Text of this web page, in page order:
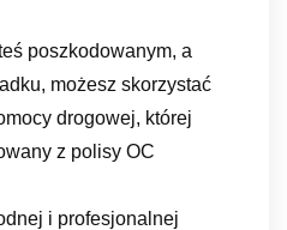
poszkodowanym, a
możesz skorzystać
drogowej, której
z polisy OC
i profesjonalnej